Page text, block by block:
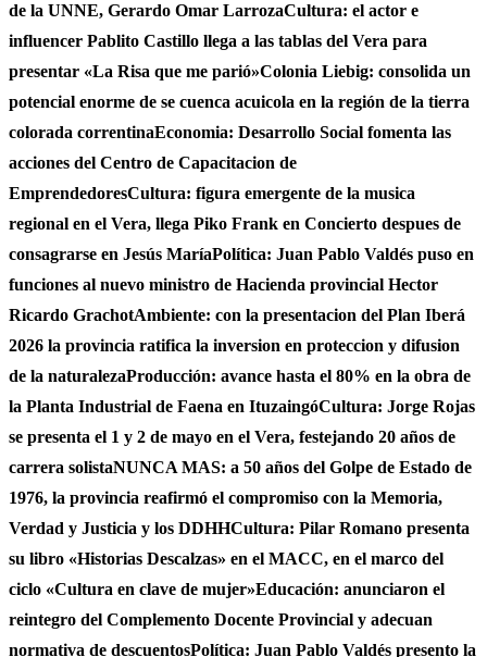
de la UNNE, Gerardo Omar LarrozaCultura: el actor e
influencer Pablito Castillo llega a las tablas del Vera para
presentar «La Risa que me parió»Colonia Liebig: consolida un
potencial enorme de se cuenca acuicola en la región de la tierra
colorada correntinaEconomia: Desarrollo Social fomenta las
acciones del Centro de Capacitacion de
EmprendedoresCultura: figura emergente de la musica
regional en el Vera, llega Piko Frank en Concierto despues de
consagrarse en Jesús MaríaPolítica: Juan Pablo Valdés puso en
funciones al nuevo ministro de Hacienda provincial Hector
Ricardo GrachotAmbiente: con la presentacion del Plan Iberá
2026 la provincia ratifica la inversion en proteccion y difusion
de la naturalezaProducción: avance hasta el 80% en la obra de
la Planta Industrial de Faena en ItuzaingóCultura: Jorge Rojas
se presenta el 1 y 2 de mayo en el Vera, festejando 20 años de
carrera solistaNUNCA MAS: a 50 años del Golpe de Estado de
1976, la provincia reafirmó el compromiso con la Memoria,
Verdad y Justicia y los DDHHCultura: Pilar Romano presenta
su libro «Historias Descalzas» en el MACC, en el marco del
ciclo «Cultura en clave de mujer»Educación: anunciaron el
reintegro del Complemento Docente Provincial y adecuan
normativa de descuentosPolítica: Juan Pablo Valdés presento la